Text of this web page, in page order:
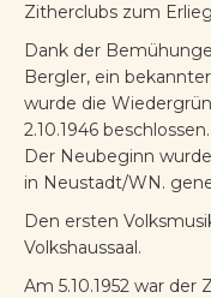
Zitherclubs zum
Dank der
Bergler, ein
wurde die
2.10.1946 beschlossen.
Der Neubeginn
in Neustadt/WN.
Den ersten
Volkshaussaal.
Am 5.10.1952 war